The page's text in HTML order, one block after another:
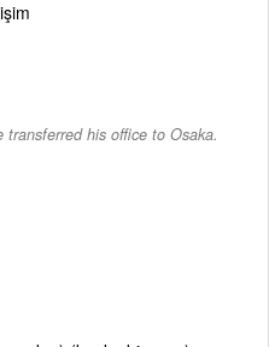
transferred his office to Osaka.